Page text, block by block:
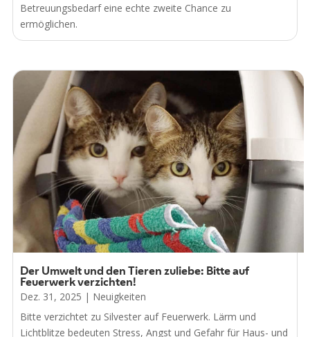
Betreuungsbedarf eine echte zweite Chance zu
ermöglichen.
Der Umwelt und den Tieren zuliebe: Bitte auf
Feuerwerk verzichten!
Dez. 31, 2025 | Neuigkeiten
Bitte verzichtet zu Silvester auf Feuerwerk. Lärm und
Lichtblitze bedeuten Stress, Angst und Gefahr für Haus- und